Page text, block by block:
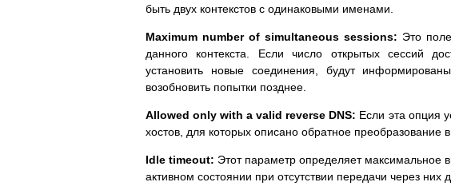
быть двух контекстов с одинаковыми именами.
Maximum number of simultaneous sessions: Это
данного контекста. Если число открытых сессий
установить новые соединения, будут
возобновить попытки позднее.
Allowed only with a valid reverse DNS: Если эта опция
хостов, для которых описано обратное преобразование
Idle timeout: Этот параметр определяет максимальное
активном состоянии при отсутствии передачи через них